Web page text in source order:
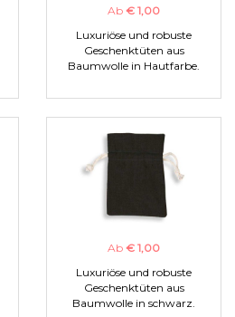
Ab € 1,00
Luxuriöse und robuste
Geschenktüten aus
Baumwolle in Hautfarbe.
Ab € 1,00
Luxuriöse und robuste
Geschenktüten aus
Baumwolle in schwarz.